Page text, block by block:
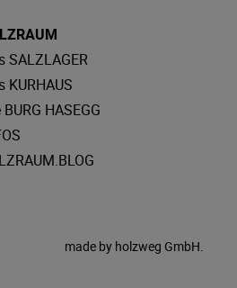
SALZLAGER
KURHAUS
BURG HASEGG
made by holzweg GmbH.